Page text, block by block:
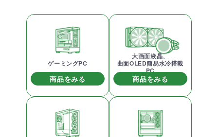
ゲーミングPC
商品をみる
大画面液晶、
曲面OLED簡易水冷搭載
PC
商品をみる